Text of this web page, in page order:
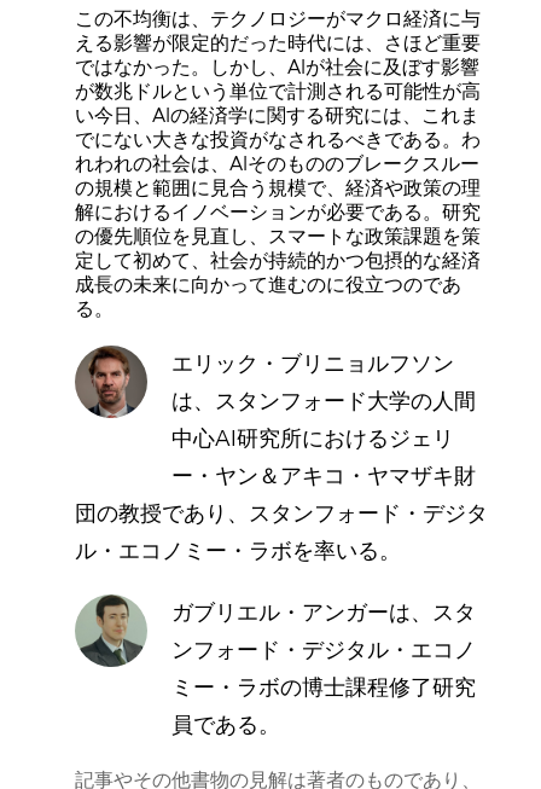
この不均衡は、テクノロジーがマクロ経済に与
える影響が限定的だった時代には、さほど重要
ではなかった。しかし、AIが社会に及ぼす影響
が数兆ドルという単位で計測される可能性が高
い今日、AIの経済学に関する研究には、これま
でにない大きな投資がなされるべきである。わ
れわれの社会は、AIそのもののブレークスルー
の規模と範囲に見合う規模で、経済や政策の理
解におけるイノベーションが必要である。研究
の優先順位を見直し、スマートな政策課題を策
定して初めて、社会が持続的かつ包摂的な経済
成長の未来に向かって進むのに役立つのであ
る。
エリック・ブリニョルフソン
は、スタンフォード大学の人間
中心AI研究所におけるジェリ
ー・ヤン＆アキコ・ヤマザキ財
団の教授であり、スタンフォード・デジタ
ル・エコノミー・ラボを率いる。
ガブリエル・アンガーは、スタ
ンフォード・デジタル・エコノ
ミー・ラボの博士課程修了研究
員である。
記事やその他書物の見解は著者のものであり、